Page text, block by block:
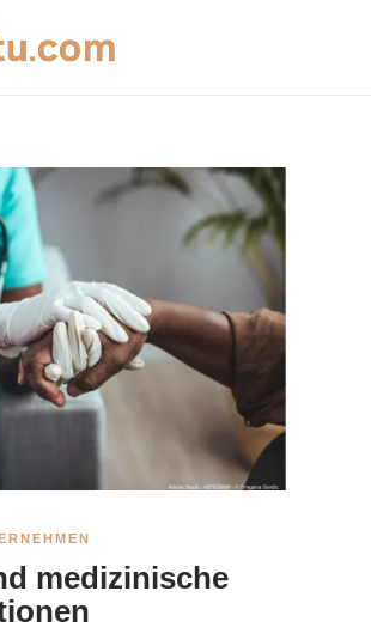
medizinische